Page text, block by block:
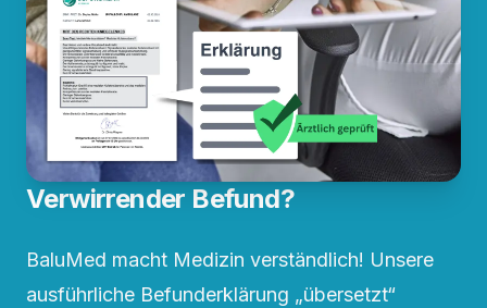
Verwirrender Befund?
BaluMed macht Medizin verständlich! Unsere
ausführliche Befunderklärung „übersetzt“